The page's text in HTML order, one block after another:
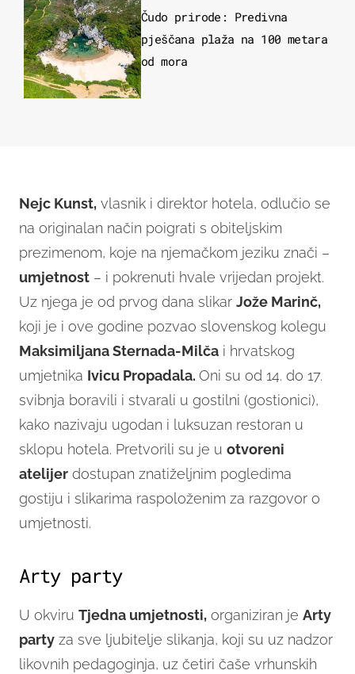
Čudo prirode: Predivna
pješčana plaža na 100 metara
od mora
Nejc Kunst, vlasnik i direktor hotela, odlučio se
na originalan način poigrati s obiteljskim
prezimenom, koje na njemačkom jeziku znači –
umjetnost – i pokrenuti hvale vrijedan projekt.
Uz njega je od prvog dana slikar Jože Marinč,
koji je i ove godine pozvao slovenskog kolegu
Maksimiljana Sternada-Milča i hrvatskog
umjetnika Ivicu Propadala. Oni su od 14. do 17.
svibnja boravili i stvarali u gostilni (gostionici),
kako nazivaju ugodan i luksuzan restoran u
sklopu hotela. Pretvorili su je u otvoreni
atelijer dostupan znatiželjnim pogledima
gostiju i slikarima raspoloženim za razgovor o
umjetnosti.
Arty party
U okviru Tjedna umjetnosti, organiziran je Arty
party za sve ljubitelje slikanja, koji su uz nadzor
likovnih pedagoginja, uz četiri čaše vrhunskih